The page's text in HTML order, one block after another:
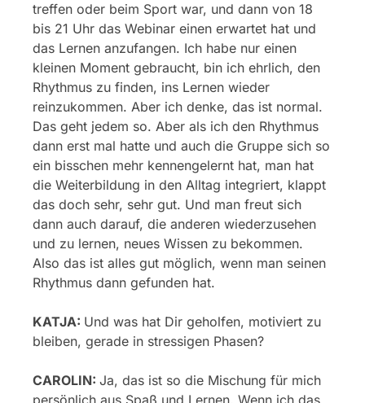
treffen oder beim Sport war, und dann von 18
bis 21 Uhr das Webinar einen erwartet hat und
das Lernen anzufangen. Ich habe nur einen
kleinen Moment gebraucht, bin ich ehrlich, den
Rhythmus zu finden, ins Lernen wieder
reinzukommen. Aber ich denke, das ist normal.
Das geht jedem so. Aber als ich den Rhythmus
dann erst mal hatte und auch die Gruppe sich so
ein bisschen mehr kennengelernt hat, man hat
die Weiterbildung in den Alltag integriert, klappt
das doch sehr, sehr gut. Und man freut sich
dann auch darauf, die anderen wiederzusehen
und zu lernen, neues Wissen zu bekommen.
Also das ist alles gut möglich, wenn man seinen
Rhythmus dann gefunden hat.
KATJA: Und was hat Dir geholfen, motiviert zu
bleiben, gerade in stressigen Phasen?
CAROLIN: Ja, das ist so die Mischung für mich
persönlich aus Spaß und Lernen. Wenn ich das